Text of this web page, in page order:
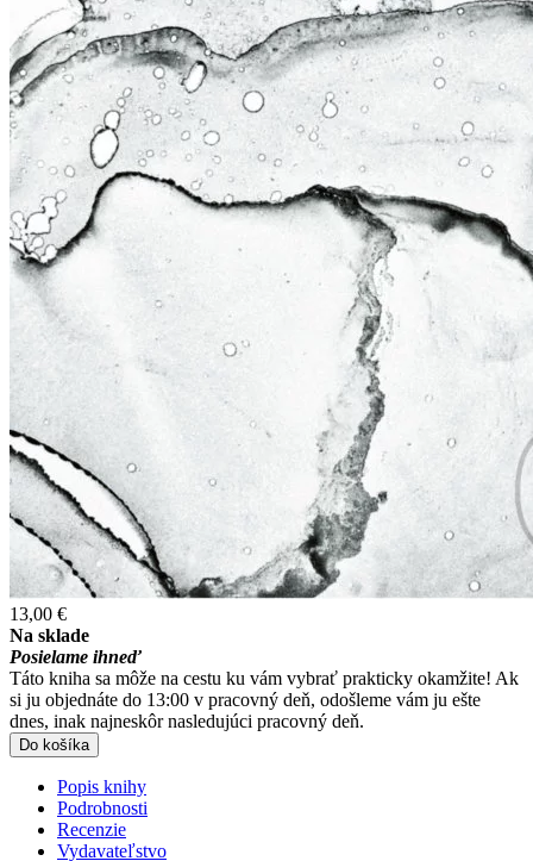
13,00 €
Na sklade
Posielame ihneď
Táto kniha sa môže na cestu ku vám vybrať prakticky okamžite! Ak
si ju objednáte do 13:00 v pracovný deň, odošleme vám ju ešte
dnes, inak najneskôr nasledujúci pracovný deň.
Do košíka
Popis knihy
Podrobnosti
Recenzie
Vydavateľstvo